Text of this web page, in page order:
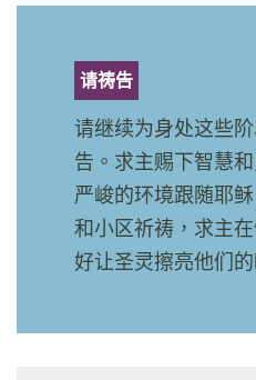
请祷告
请继续为身处这些
告。求主赐下智慧
严峻的环境跟随耶
和小区祈祷，求主
好让圣灵擦亮他们的